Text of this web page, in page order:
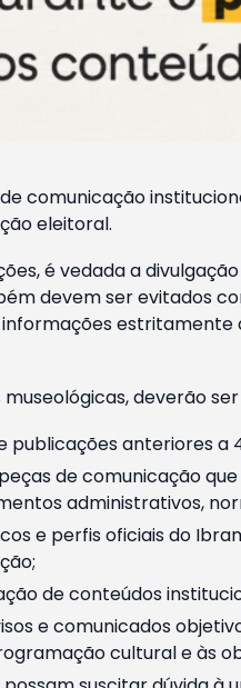
comunicação
eleitoral.
é vedada a
devem ser evitados
deverão
anteriores a
de comunicação
administrativos,
e perfis oficiais do
de conteúdos
e comunicados
cultural e às